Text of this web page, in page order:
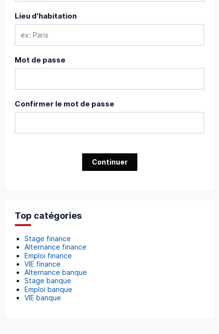
Lieu d'habitation
Mot de passe
Confirmer le mot de passe
Continuer
Top catégories
Stage finance
Alternance finance
Emploi finance
VIE finance
Alternance banque
Stage banque
Emploi banque
VIE banque